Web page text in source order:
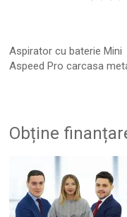
Aspirator cu baterie Mini
Aspeed Pro carcasa
Obține